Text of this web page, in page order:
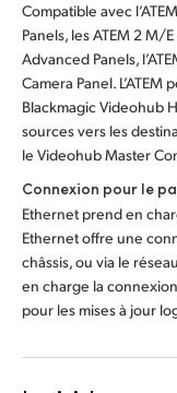
Compatible avec
Panels, les ATEM 2 M/
Advanced Panels,
Camera Panel.
Blackmagic Videohub
sources vers les
le Videohub Master
Connexion pour le
Ethernet prend en
Ethernet offre une
châssis, ou via le
en charge la
pour les mises à jour